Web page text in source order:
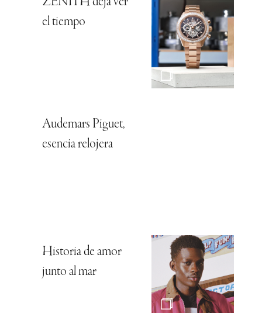
el tiempo
Audemars Piguet,
esencia relojera
Historia de amor
junto al mar